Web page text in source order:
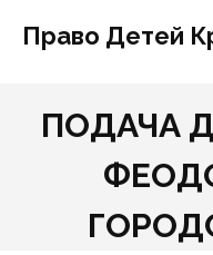
Право Детей
Наша работа
наши услуги
ПОДАЧА